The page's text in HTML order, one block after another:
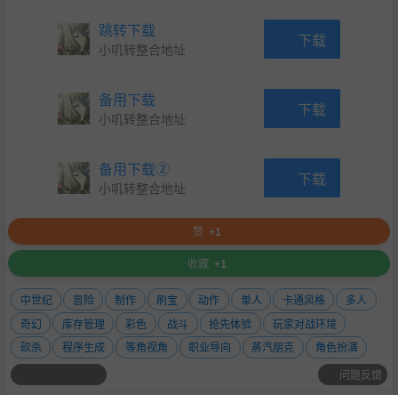
跳转下载
小叽转整合地址 下载
备用下载
小叽转整合地址 下载
备用下载②
小叽转整合地址 下载
赞 +1
收藏 +1
中世纪 冒险 制作 刷宝 动作 单人 卡通风格
多人
奇幻
库存管理 彩色 战斗 抢先体验
玩家对战环境
砍杀
程序生成 等角视角 职业导向 蒸汽朋克
角色扮演
问题反馈